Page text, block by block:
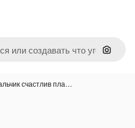
Поиск
счастлив пла…